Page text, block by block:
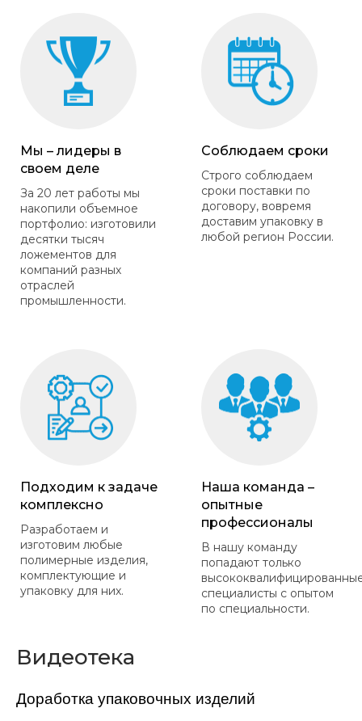
Мы – лидеры в
своем деле
За 20 лет работы мы
накопили объемное
портфолио: изготовили
десятки тысяч
ложементов для
компаний разных
отраслей
промышленности.
Соблюдаем сроки
Строго соблюдаем
сроки поставки по
договору, вовремя
доставим упаковку в
любой регион России.
Подходим к задаче
комплексно
Разработаем и
изготовим любые
полимерные изделия,
комплектующие и
упаковку для них.
Наша команда –
опытные
профессионалы
В нашу команду
попадают только
специалисты с опытом
по специальности.
Видеотека
Доработка упаковочных изделий